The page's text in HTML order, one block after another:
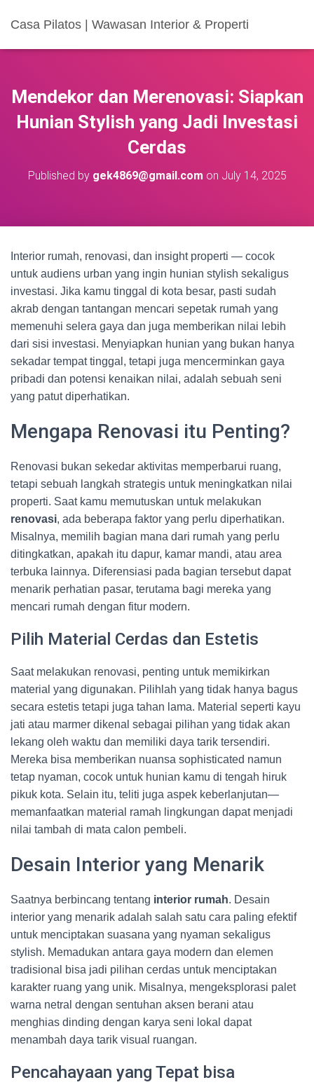
Casa Pilatos | Wawasan Interior & Properti
Mendekor dan Merenovasi: Siapkan
Hunian Stylish yang Jadi Investasi
Cerdas
Published by gek4869@gmail.com on July 14, 2025
Interior rumah, renovasi, dan insight properti — cocok
untuk audiens urban yang ingin hunian stylish sekaligus
investasi. Jika kamu tinggal di kota besar, pasti sudah
akrab dengan tantangan mencari sepetak rumah yang
memenuhi selera gaya dan juga memberikan nilai lebih
dari sisi investasi. Menyiapkan hunian yang bukan hanya
sekadar tempat tinggal, tetapi juga mencerminkan gaya
pribadi dan potensi kenaikan nilai, adalah sebuah seni
yang patut diperhatikan.
Mengapa Renovasi itu Penting?
Renovasi bukan sekedar aktivitas memperbarui ruang,
tetapi sebuah langkah strategis untuk meningkatkan nilai
properti. Saat kamu memutuskan untuk melakukan
renovasi, ada beberapa faktor yang perlu diperhatikan.
Misalnya, memilih bagian mana dari rumah yang perlu
ditingkatkan, apakah itu dapur, kamar mandi, atau area
terbuka lainnya. Diferensiasi pada bagian tersebut dapat
menarik perhatian pasar, terutama bagi mereka yang
mencari rumah dengan fitur modern.
Pilih Material Cerdas dan Estetis
Saat melakukan renovasi, penting untuk memikirkan
material yang digunakan. Pilihlah yang tidak hanya bagus
secara estetis tetapi juga tahan lama. Material seperti kayu
jati atau marmer dikenal sebagai pilihan yang tidak akan
lekang oleh waktu dan memiliki daya tarik tersendiri.
Mereka bisa memberikan nuansa sophisticated namun
tetap nyaman, cocok untuk hunian kamu di tengah hiruk
pikuk kota. Selain itu, teliti juga aspek keberlanjutan—
memanfaatkan material ramah lingkungan dapat menjadi
nilai tambah di mata calon pembeli.
Desain Interior yang Menarik
Saatnya berbincang tentang interior rumah. Desain
interior yang menarik adalah salah satu cara paling efektif
untuk menciptakan suasana yang nyaman sekaligus
stylish. Memadukan antara gaya modern dan elemen
tradisional bisa jadi pilihan cerdas untuk menciptakan
karakter ruang yang unik. Misalnya, mengeksplorasi palet
warna netral dengan sentuhan aksen berani atau
menghias dinding dengan karya seni lokal dapat
menambah daya tarik visual ruangan.
Pencahayaan yang Tepat bisa